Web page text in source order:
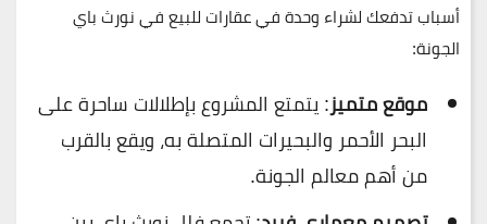
أسباب تدفعك لشراء وحدة في عقارات للبيع في نورث باي
الجونة:
موقع متميز: يتمتع المشروع بإطلالات ساحرة على
البحر الأحمر والبحيرات المتصلة به، ويقع بالقرب
من أهم معالم الجونة.